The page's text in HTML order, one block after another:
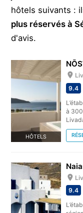
hôtels suivants :
plus réservés à
d'avis.
HÔTELS
9.4
à
9.4